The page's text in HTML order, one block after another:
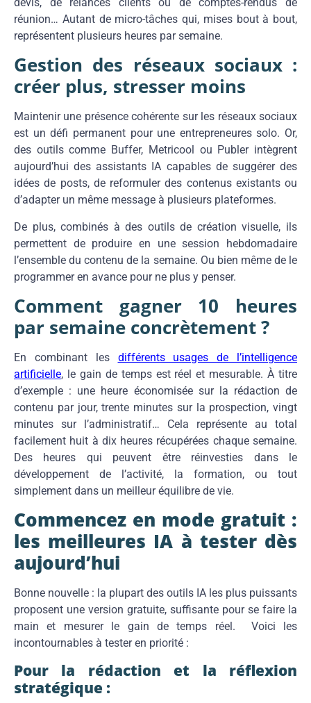
réunion… Autant de micro-tâches qui, mises bout à bout,
représentent plusieurs heures par semaine.
Gestion des réseaux sociaux :
créer plus, stresser moins
Maintenir une présence cohérente sur les réseaux sociaux
est un défi permanent pour une entrepreneures solo. Or,
des outils comme Buffer, Metricool ou Publer intègrent
aujourd’hui des assistants IA capables de suggérer des
idées de posts, de reformuler des contenus existants ou
d’adapter un même message à plusieurs plateformes.
De plus, combinés à des outils de création visuelle, ils
permettent de produire en une session hebdomadaire
l’ensemble du contenu de la semaine. Ou bien même de le
programmer en avance pour ne plus y penser.
Comment gagner 10 heures
par semaine concrètement ?
En combinant les différents usages de l’intelligence
artificielle, le gain de temps est réel et mesurable. À titre
d’exemple : une heure économisée sur la rédaction de
contenu par jour, trente minutes sur la prospection, vingt
minutes sur l’administratif… Cela représente au total
facilement huit à dix heures récupérées chaque semaine.
Des heures qui peuvent être réinvesties dans le
développement de l’activité, la formation, ou tout
simplement dans un meilleur équilibre de vie.
Commencez en mode gratuit :
les meilleures IA à tester dès
aujourd’hui
Bonne nouvelle : la plupart des outils IA les plus puissants
proposent une version gratuite, suffisante pour se faire la
main et mesurer le gain de temps réel. Voici les
incontournables à tester en priorité :
Pour la rédaction et la réflexion
stratégique :